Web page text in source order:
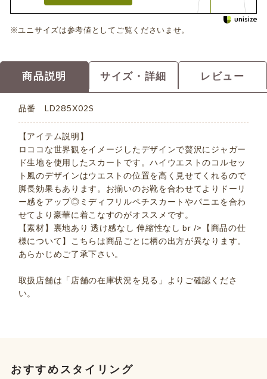
※ユニサイズは参考値としてご覧くださいませ。
商品説明 サイズ・詳細 レビュー
品番 LD285X02S
【アイテム説明】
ロココな世界観をイメージしたデザインで贅沢にジャガー
ド生地を使用したスカートです。ハイウエストのコルセッ
ト風のデザインはウエストの位置を高く見せてくれるので
脚長効果もあります。お揃いのお靴を合わせてよりドーリ
ー感をアップ◎ミディフリルペチスカートやパニエを合わ
せてより豪華に着こなすのがオススメです。
【素材】裏地あり 透け感なし 伸縮性なし br />【商品の仕
様について】こちらは商品ごとに柄の出方が異なります。
あらかじめご了承下さい。
取扱店舗は「店舗の在庫状況を見る」よりご確認くださ
い。
おすすめスタイリング